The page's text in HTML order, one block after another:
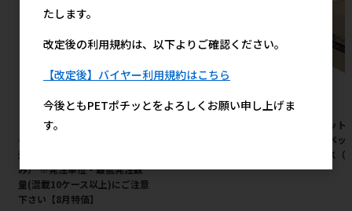
［ペットプロジャパン(直送)］
ペットプロ BIGガム スティック
型 4本 ※メーカー直送（本州の
み） ※発注単位・最低発注数
量(混載10ケース以上)にご注意
下さい【8月特価】
［ペッ
薄型ペ
ケース
たします。
改定後の利用規約は、以下よりご確認ください。
【改定後】バイヤー利用規約はこちら
今後ともPETポチッとをよろしくお願い申し上げま
す。